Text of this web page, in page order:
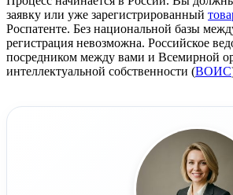
заявку или уже зарегистрированный
Роспатенте. Без национальной базы
регистрация невозможна. Российское
посредником между вами и Всемирной
интеллектуальной собственности (ВОИС